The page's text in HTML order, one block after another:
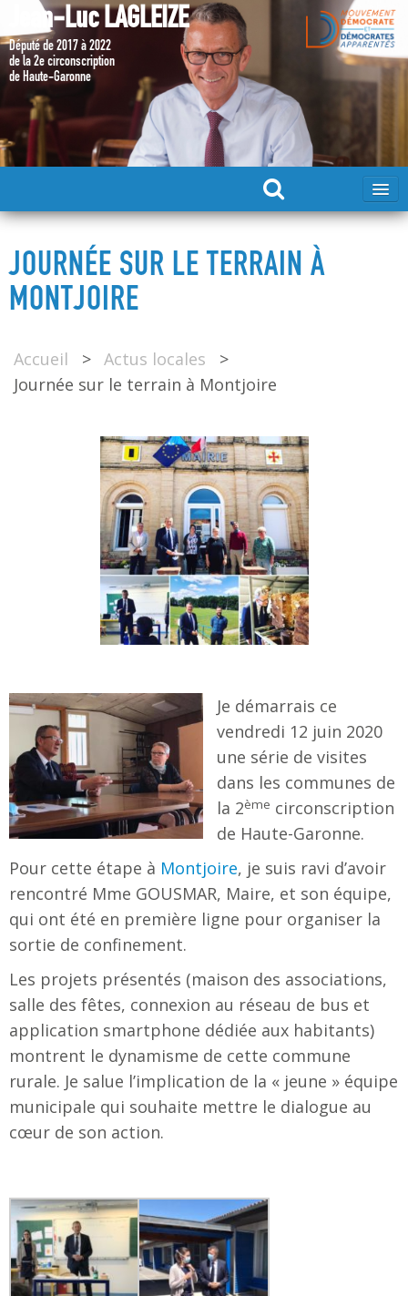
Jean-Luc LAGLEIZE
Député de 2017 à 2022
de la 2e circonscription
de Haute-Garonne
MA CANDIDATURE 2024
MES ACTIONS 2017 – 2022
JOURNÉE SUR LE TERRAIN À
MONTJOIRE
Accueil > Actus locales
>
Journée sur le terrain à Montjoire
Je démarrais ce
vendredi 12 juin 2020
une série de visites
dans les communes de
la 2ème circonscription
de Haute-Garonne.
Pour cette étape à Montjoire, je suis ravi d’avoir
rencontré Mme GOUSMAR, Maire, et son équipe,
qui ont été en première ligne pour organiser la
sortie de confinement.
Les projets présentés (maison des associations,
salle des fêtes, connexion au réseau de bus et
application smartphone dédiée aux habitants)
montrent le dynamisme de cette commune
rurale. Je salue l’implication de la « jeune » équipe
municipale qui souhaite mettre le dialogue au
cœur de son action.